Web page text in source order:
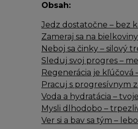
Obsah:
Jedz dostatočne – bez
Zameraj sa na
Neboj sa činky – silový
Sleduj svoj progres –
Regenerácia je kľúčová
Pracuj s progresívnym
Voda a hydratácia –
Mysli dlhodobo –
Ver si a bav sa tým –